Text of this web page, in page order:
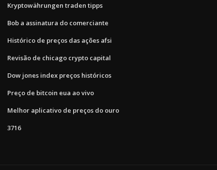
Kryptowährungen traden tipps
Bob a assinatura do comerciante
Histórico de preços das ações afsi
Revisão de chicago crypto capital
Dow jones index preços históricos
Preço de bitcoin eua ao vivo
Melhor aplicativo de preços do ouro
3716